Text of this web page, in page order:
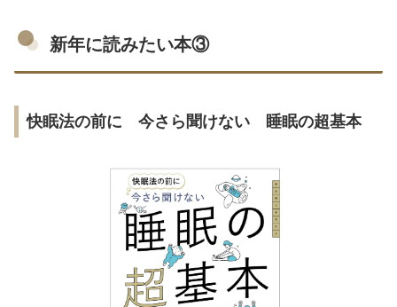
新年に読みたい本③
快眠法の前に 今さら聞けない 睡眠の超基本